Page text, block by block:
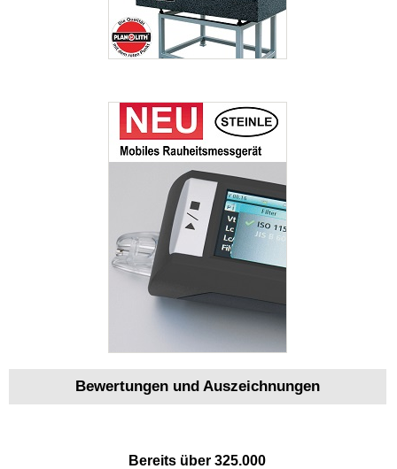
Bewertungen und Auszeichnungen
Bereits über 325.000